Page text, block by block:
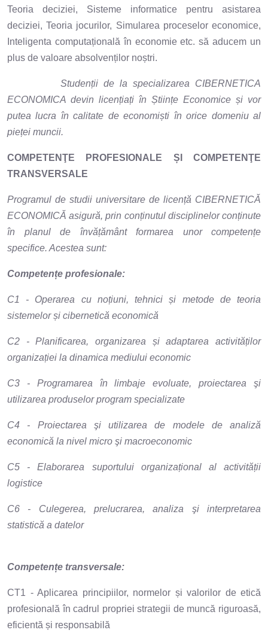
Teoria deciziei, Sisteme informatice pentru asistarea
deciziei, Teoria jocurilor, Simularea proceselor economice,
Inteligenta computațională în economie etc. să aducem un
plus de valoare absolvenților noștri.
Studenții de la specializarea CIBERNETICA
ECONOMICA devin licențiați în Științe Economice și vor
putea lucra în calitate de economiști în orice domeniu al
pieței muncii.
COMPETENŢE PROFESIONALE ȘI COMPETENŢE
TRANSVERSALE
Programul de studii universitare de licență CIBERNETICĂ
ECONOMICĂ asigură, prin conținutul disciplinelor conținute
în planul de învățământ formarea unor competențe
specifice. Acestea sunt:
Competențe profesionale:
C1 - Operarea cu noțiuni, tehnici și metode de teoria
sistemelor și cibernetică economică
C2 - Planificarea, organizarea și adaptarea activităților
organizației la dinamica mediului economic
C3 - Programarea în limbaje evoluate, proiectarea şi
utilizarea produselor program specializate
C4 - Proiectarea şi utilizarea de modele de analiză
economică la nivel micro şi macroeconomic
C5 - Elaborarea suportului organizațional al activității
logistice
C6 - Culegerea, prelucrarea, analiza şi interpretarea
statistică a datelor
Competențe transversale:
CT1 - Aplicarea principiilor, normelor și valorilor de etică
profesională în cadrul propriei strategii de muncă riguroasă,
eficientă și responsabilă